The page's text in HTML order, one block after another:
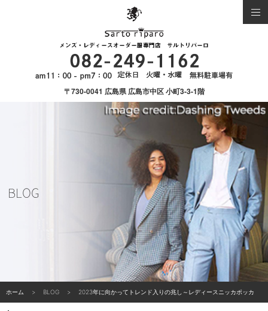
〒730-0041 広島県 広島市中区 小町3-3-1階
BLOG
ホーム BLOG 2023年に向かってトレンド入りの兆し～レディースニッカポッカ